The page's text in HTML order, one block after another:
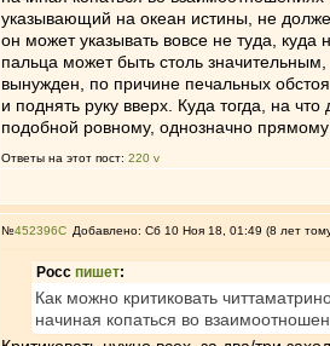
указывающий на океан истины, не
он может указывать вовсе не туда, куда
пальца может быть столь
вынужден, по причине печальных
и поднять руку вверх. Куда тогда, на
подобной ровному, однозначно
Ответы на этот пост: 220 v
№452396 Добавлено: Сб 10 Ноя 18, 01:49 (8 лет
Росс пишет:
Как можно критиковать
начиная копаться во